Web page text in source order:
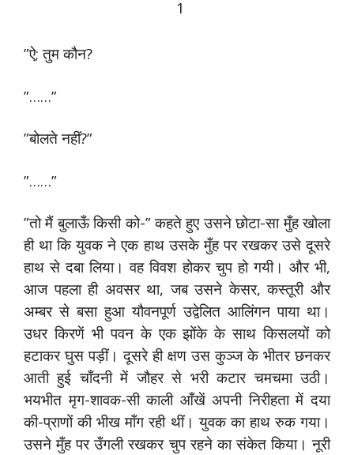
1
”ऐ; तुम कौन?
”……”
”बोलते नहीं?”
”……”
”तो मैं बुलाऊँ किसी को-” कहते हुए उसने छोटा-सा मुँह खोला
ही था कि युवक ने एक हाथ उसके मुँह पर रखकर उसे दूसरे
हाथ से दबा लिया। वह विवश होकर चुप हो गयी। और भी,
आज पहला ही अवसर था, जब उसने केसर, कस्तूरी और
अम्बर से बसा हुआ यौवनपूर्ण उद्वेलित आलिंगन पाया था।
उधर किरणें भी पवन के एक झोंके के साथ किसलयों को
हटाकर घुस पड़ीं। दूसरे ही क्षण उस कुञ्ज के भीतर छनकर
आती हुई चाँदनी में जौहर से भरी कटार चमचमा उठी।
भयभीत मृग-शावक-सी काली आँखें अपनी निरीहता में दया
की-प्राणों की भीख माँग रही थीं। युवक का हाथ रुक गया।
उसने मुँह पर उँगली रखकर चुप रहने का संकेत किया। नूरी